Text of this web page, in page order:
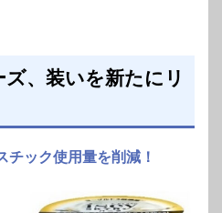
、装いを新たにリ
チック使用量を削減！